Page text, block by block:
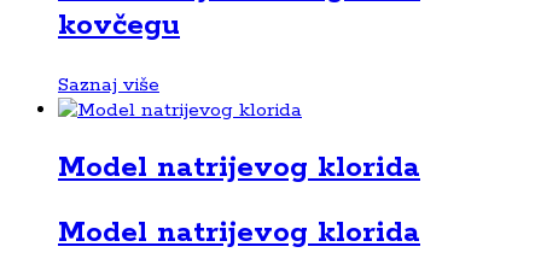
kovčegu
Saznaj više
Model natrijevog klorida
Model natrijevog klorida